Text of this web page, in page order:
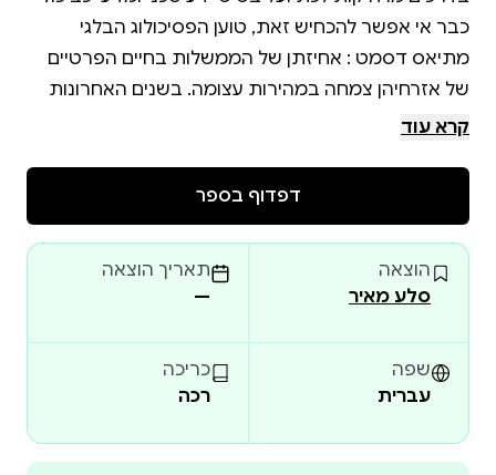
כבר אי אפשר להכחיש זאת, טוען הפסיכולוג הבלגי
מתיאס דסמט : אחיזתן של הממשלות בחיים הפרטיים
של אזרחיהן צמחה במהירות עצומה. בשנים האחרונות
לממשל חודרני מגיעה גם מדעת הקהל: תופעות כגון
שינויי אקלים ומחלות זיהומיות החלו להיחשב מסוכנות
מכדי להתמודד עימן בלי התערבות שלטונית עמוקה בחיי
הפרט, החורגת מן ההכרחי. איך הבשילו הדברים לידי כך?
דסמט מזהה מפגש בין אידיאולוגיה, טכנולוגיה
ופסיכולוגיה: הפסיכולוגיה של הטוטליטריות . בספרו הוא
מציע תשתית להבנת דפוסי ההתנהגות של אוכלוסיות
שקיבלו על עצמן את הטוטליטריות: מנגנון "היווצרות
המון", הפועל על הפרטים בחברה ויוצר אפקט עדר.
קרא עוד
דפדוף בספר
הוצאה
סלע מאיר
תאריך הוצאה
—
שפה
עברית
כריכה
רכה